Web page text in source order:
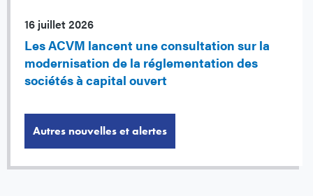
16 juillet 2026
Les ACVM lancent une consultation sur la
modernisation de la réglementation des
sociétés à capital ouvert
Autres nouvelles et alertes